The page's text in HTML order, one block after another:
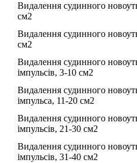
Видалення судинного
см2
Видалення судинного
см2
Видалення судинного
імпульсів, 3-10 см2
Видалення судинного
імпульса, 11-20 см2
Видалення судинного
імпульсів, 21-30 см2
Видалення судинного
імпульсів, 31-40 см2